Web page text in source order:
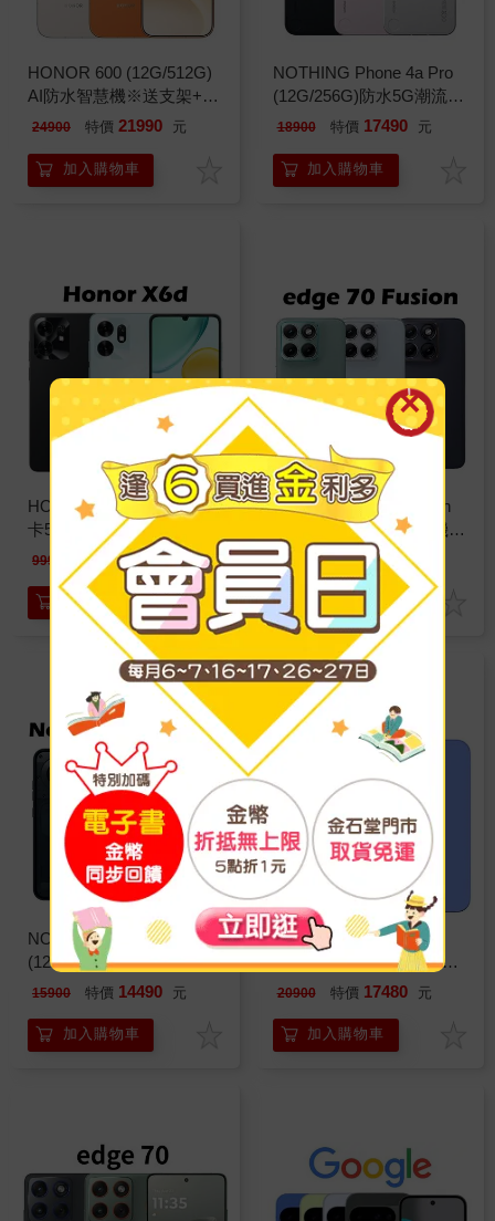
HONOR 600 (12G/512G)
AI防水智慧機※送支架+內
附保護殼※
24900 特價 21990 元
加入購物車
NOTHING Phone 4a Pro
(12G/256G)防水5G潮流機
※送支架+內附保護殼※
18900 特價 17490 元
加入購物車
HONOR X6d (8G/256G)雙
卡5G智慧機※送支架+內
附保護殼※
9990 特價 7150 元
加入購物車
Motorola edge 70 Fusion
(8G/256G)防水AI智慧機※
送支架※
11900 特價 9990 元
加入購物車
NOTHING Phone (4a) 5G
(12G/256G)防水潮流機※
送支架+內附保護殼※
15900 特價 14490 元
加入購物車
Google Pixel 10a
(8G/256G) AI防水5G智慧
機※送支架※
20900 特價 17480 元
加入購物車